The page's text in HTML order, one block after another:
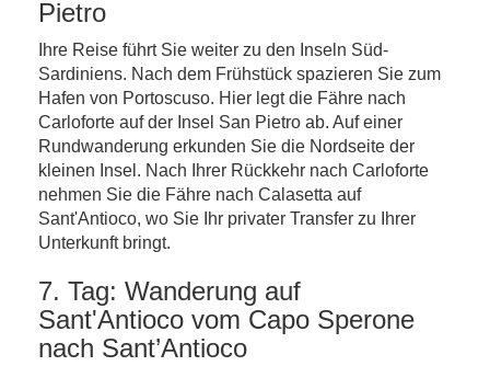
Pietro
Ihre Reise führt Sie weiter zu den Inseln Süd-
Sardiniens. Nach dem Frühstück spazieren Sie zum
Hafen von Portoscuso. Hier legt die Fähre nach
Carloforte auf der Insel San Pietro ab. Auf einer
Rundwanderung erkunden Sie die Nordseite der
kleinen Insel. Nach Ihrer Rückkehr nach Carloforte
nehmen Sie die Fähre nach Calasetta auf
Sant'Antioco, wo Sie Ihr privater Transfer zu Ihrer
Unterkunft bringt.
7. Tag: Wanderung auf
Sant'Antioco vom Capo Sperone
nach Sant’Antioco